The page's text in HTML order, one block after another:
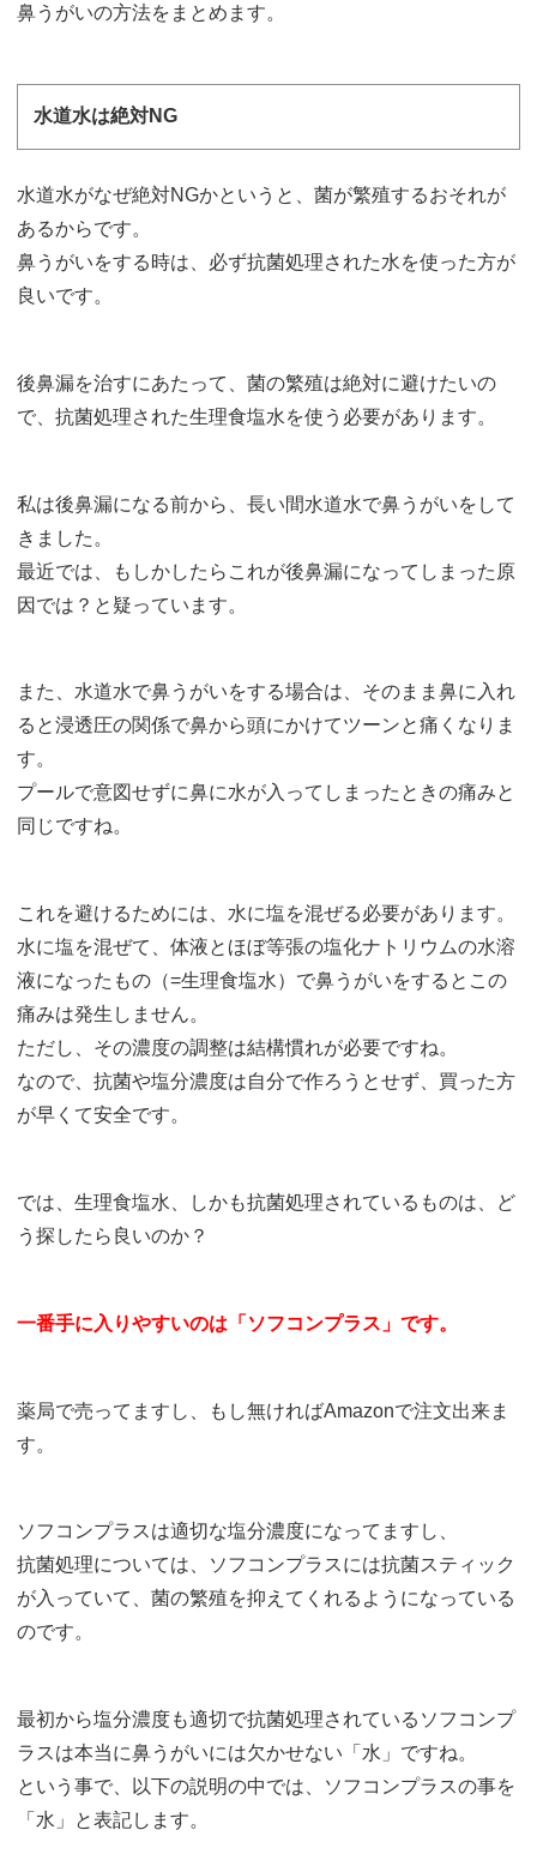
鼻うがいの方法をまとめます。
水道水は絶対NG
水道水がなぜ絶対NGかというと、菌が繁殖するおそれが
あるからです。
鼻うがいをする時は、必ず抗菌処理された水を使った方が
良いです。
後鼻漏を治すにあたって、菌の繁殖は絶対に避けたいの
で、抗菌処理された生理食塩水を使う必要があります。
私は後鼻漏になる前から、長い間水道水で鼻うがいをして
きました。
最近では、もしかしたらこれが後鼻漏になってしまった原
因では？と疑っています。
また、水道水で鼻うがいをする場合は、そのまま鼻に入れ
ると浸透圧の関係で鼻から頭にかけてツーンと痛くなりま
す。
プールで意図せずに鼻に水が入ってしまったときの痛みと
同じですね。
これを避けるためには、水に塩を混ぜる必要があります。
水に塩を混ぜて、体液とほぼ等張の塩化ナトリウムの水溶
液になったもの（=生理食塩水）で鼻うがいをするとこの
痛みは発生しません。
ただし、その濃度の調整は結構慣れが必要ですね。
なので、抗菌や塩分濃度は自分で作ろうとせず、買った方
が早くて安全です。
では、生理食塩水、しかも抗菌処理されているものは、ど
う探したら良いのか？
一番手に入りやすいのは「ソフコンプラス」です。
薬局で売ってますし、もし無ければAmazonで注文出来ま
す。
ソフコンプラスは適切な塩分濃度になってますし、
抗菌処理については、ソフコンプラスには抗菌スティック
が入っていて、菌の繁殖を抑えてくれるようになっている
のです。
最初から塩分濃度も適切で抗菌処理されているソフコンプ
ラスは本当に鼻うがいには欠かせない「水」ですね。
という事で、以下の説明の中では、ソフコンプラスの事を
「水」と表記します。